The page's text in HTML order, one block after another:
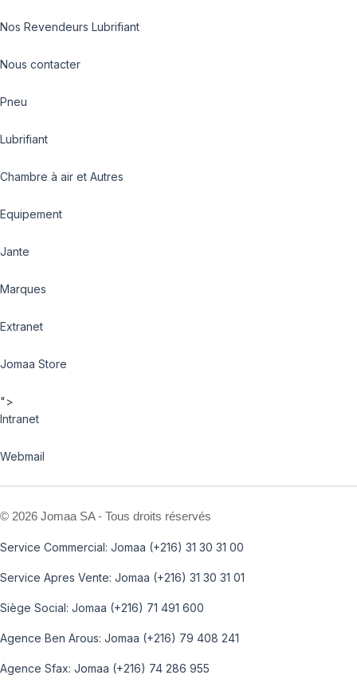
Nos Revendeurs Lubrifiant
Nous contacter
Pneu
Lubrifiant
Chambre à air et Autres
Equipement
Jante
Marques
Extranet
Jomaa Store
">
Intranet
Webmail
© 2026 Jomaa SA - Tous droits réservés
Service Commercial: Jomaa (+216) 31 30 31 00
Service Apres Vente: Jomaa (+216) 31 30 31 01
Siège Social: Jomaa (+216) 71 491 600
Agence Ben Arous: Jomaa (+216) 79 408 241
Agence Sfax: Jomaa (+216) 74 286 955